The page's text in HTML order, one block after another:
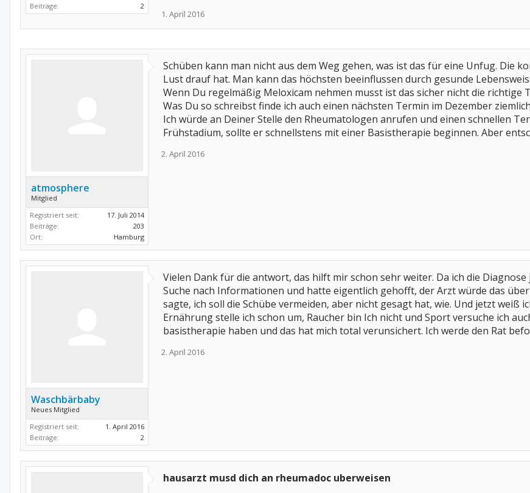
Beiträge:
2
1. April 2016
atmosphere
Mitglied
Registriert seit:
17. Juli 2014
Beiträge:
203
Ort:
Hamburg
Schüben kann man nicht aus dem Weg gehen, was ist das für eine Unfug. Die
Lust drauf hat. Man kann das höchsten beeinflussen durch gesunde
Wenn Du regelmäßig Meloxicam nehmen musst ist das sicher nicht die richtige
Was Du so schreibst finde ich auch einen nächsten Termin im Dezember
Ich würde an Deiner Stelle den Rheumatologen anrufen und einen schnellen
Frühstadium, sollte er schnellstens mit einer Basistherapie beginnen. Aber
2. April 2016
Waschbärbaby
Neues Mitglied
Registriert seit:
1. April 2016
Beiträge:
2
Vielen Dank für die antwort, das hilft mir schon sehr weiter. Da ich die
Suche nach Informationen und hatte eigentlich gehofft, der Arzt würde das
sagte, ich soll die Schübe vermeiden, aber nicht gesagt hat, wie. Und jetzt weiß
Ernährung stelle ich schon um, Raucher bin Ich nicht und Sport versuche ich
basistherapie haben und das hat mich total verunsichert. Ich werde den Rat
2. April 2016
hausarzt musd dich an rheumadoc uberweisen